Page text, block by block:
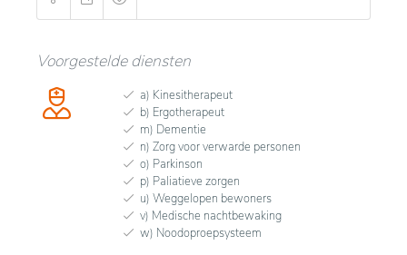
Voorgestelde diensten
a) Kinesitherapeut
b) Ergotherapeut
m) Dementie
n) Zorg voor verwarde personen
o) Parkinson
p) Paliatieve zorgen
u) Weggelopen bewoners
v) Medische nachtbewaking
w) Noodoproepsysteem